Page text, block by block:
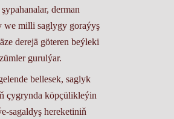
derman
we milli saglygy goraýyş
derejä göteren beýleki
gurulýar.
bellesek, saglyk
çygrynda köpçülikleýin
sagaldyş hereketiniň